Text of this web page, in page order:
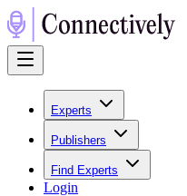
Experts
Publishers
Find Experts
Login